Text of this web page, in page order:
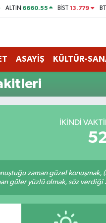
ALTIN 6660.55 BİST13.779
ASAYİŞ KÜLTÜR-
İKINDI
zaman güzel
güler yüzlü olmak, söz verdiği